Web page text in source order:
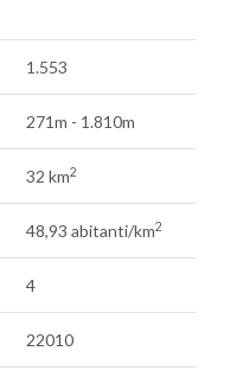
1.553
271m - 1.810m
32 km2
48,93 abitanti/km2
4
22010